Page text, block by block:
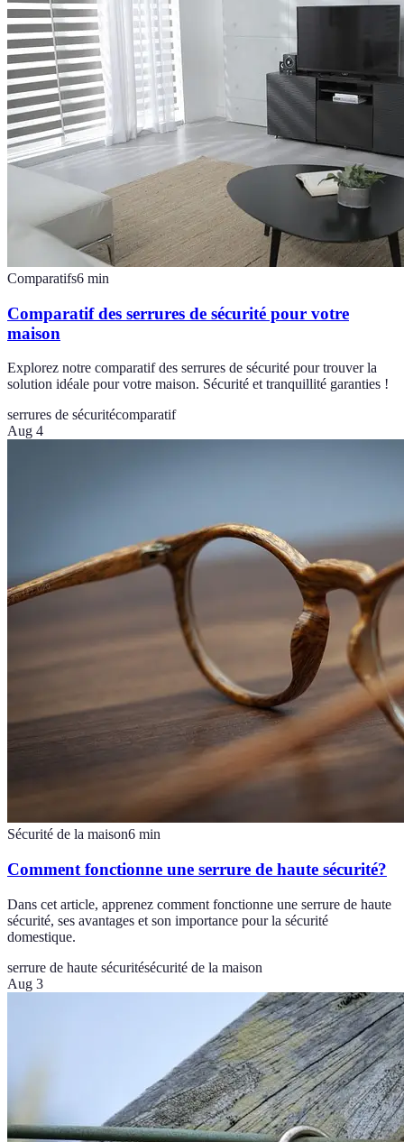
Comparatifs6 min
Comparatif des serrures de sécurité pour votre
maison
Explorez notre comparatif des serrures de sécurité pour trouver la
solution idéale pour votre maison. Sécurité et tranquillité garanties !
serrures de sécuritécomparatif
Aug 4
Sécurité de la maison6 min
Comment fonctionne une serrure de haute sécurité?
Dans cet article, apprenez comment fonctionne une serrure de haute
sécurité, ses avantages et son importance pour la sécurité
domestique.
serrure de haute sécuritésécurité de la maison
Aug 3